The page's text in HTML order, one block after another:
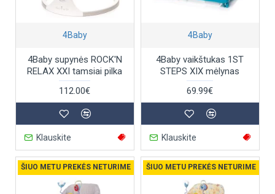
4Baby
4Baby supynės ROCK'N
RELAX XXI tamsiai pilka
112.00€
Klauskite
4Baby
4Baby vaikštukas 1ST
STEPS XIX mėlynas
69.99€
Klauskite
ŠIUO METU PREKĖS NETURIME ŠIUO METU PREKĖS NETURIME